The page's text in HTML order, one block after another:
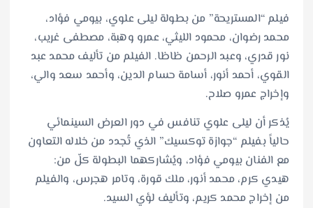
فيلم “المستريحة” من بطولة ليلى علوي، بيومي فؤاد،
محمد رضوان، محمود الليثي، عمرو وهبة، مصطفى غريب،
نور قدري، وعبد الرحمن ظاظا. الفيلم من تأليف محمد عبد
القوي، أحمد أنور، أسامة حسام الدين، وأحمد سعد والي،
وإخراج عمرو صلاح.
يُذكر أن ليلى علوي تنافس في دور العرض السينمائي
حالياً بفيلم “جوازة توكسيك” الذي تُجدد من خلاله التعاون
مع الفنان بيومي فؤاد، ويُشاركهما البطولة كلّ من:
هيدي كرم، محمد أنور، ملك قورة، وتامر هجرس، والفيلم
من إخراج محمد كريم، وتأليف لؤي السيد.